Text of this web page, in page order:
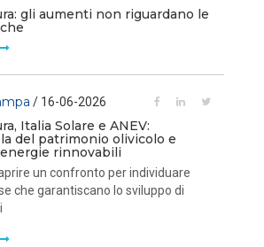
gli aumenti non riguardano le
/ 16-06-2026
Italia Solare e ANEV:
del patrimonio olivicolo e
rinnovabili
un confronto per individuare
che garantiscano lo sviluppo di